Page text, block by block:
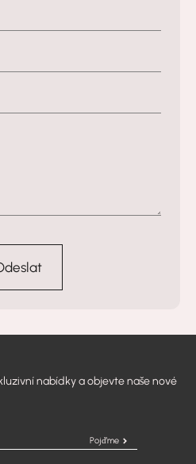
nabídky a objevte naše nové
Pojďme